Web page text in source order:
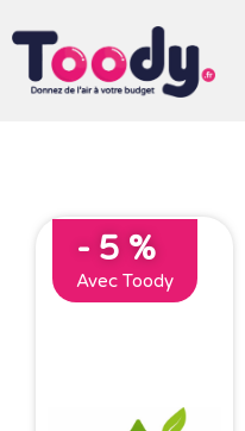
- 5 %
Avec Toody